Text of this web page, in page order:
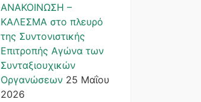
ΑΝΑΚΟΙΝΩΣΗ –
ΚΑΛΕΣΜΑ στο πλευρό
της Συντονιστικής
Επιτροπής Αγώνα των
Συνταξιουχικών
Οργανώσεων 25 Μαΐου
2026